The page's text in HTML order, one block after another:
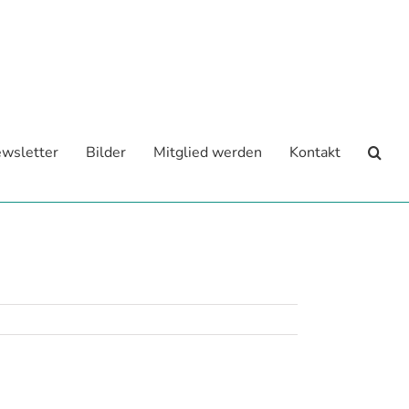
Bilder Mitglied werden Kontakt